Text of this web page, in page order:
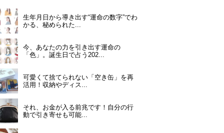
生年月日から導き出す“運命の数字”でわ
かる、秘められた...
今、あなたの力を引き出す運命の
「色」。誕生日で占う202...
可愛くて捨てられない「空き缶」を再
活用！収納やディス...
それ、お金が入る前兆です！自分の行
動で引き寄せも可能...